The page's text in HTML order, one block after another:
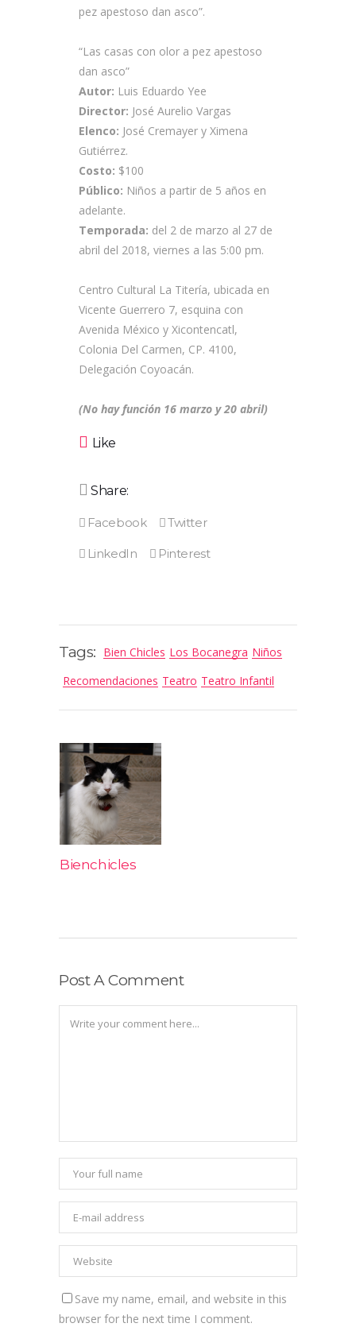
pez apestoso dan asco”.
“Las casas con olor a pez apestoso
dan asco”
Autor: Luis Eduardo Yee
Director: José Aurelio Vargas
Elenco: José Cremayer y Ximena
Gutiérrez.
Costo: $100
Público: Niños a partir de 5 años en
adelante.
Temporada: del 2 de marzo al 27 de
abril del 2018, viernes a las 5:00 pm.
Centro Cultural La Titería, ubicada en
Vicente Guerrero 7, esquina con
Avenida México y Xicontencatl,
Colonia Del Carmen, CP. 4100,
Delegación Coyoacán.
(No hay función 16 marzo y 20 abril)
Like
Share:
Tags: Bien Chicles Los Bocanegra Niños
Recomendaciones Teatro Teatro Infantil
Bienchicles
Post A Comment
Save my name, email, and website in this
browser for the next time I comment.